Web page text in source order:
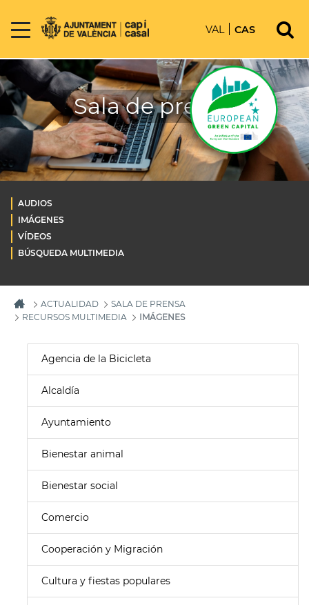
VAL CAS
Sala de prensa
AUDIOS
IMÁGENES
VÍDEOS
BÚSQUEDA MULTIMEDIA
ACTUALIDAD
SALA DE PRENSA
RECURSOS MULTIMEDIA
IMÁGENES
Agencia de la Bicicleta
Alcaldía
Ayuntamiento
Bienestar animal
Bienestar social
Comercio
Cooperación y Migración
Cultura y fiestas populares